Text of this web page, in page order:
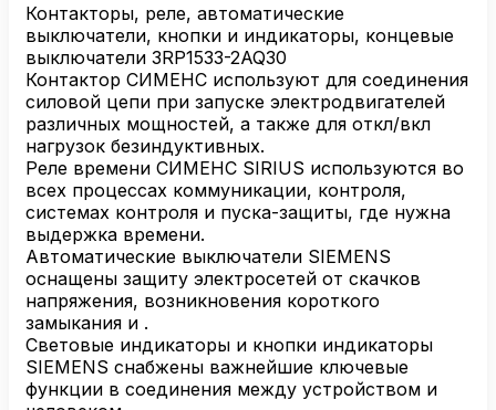
Контакторы, реле, автоматические
выключатели, кнопки и индикаторы, концевые
выключатели 3RP1533-2AQ30
Контактор СИМЕНС используют для соединения
силовой цепи при запуске электродвигателей
различных мощностей, а также для откл/вкл
нагрузок безиндуктивных.
Реле времени СИМЕНС SIRIUS используются во
всех процессах коммуникации, контроля,
системах контроля и пуска-защиты, где нужна
выдержка времени.
Автоматические выключатели SIEMENS
оснащены защиту электросетей от скачков
напряжения, возникновения короткого
замыкания и .
Световые индикаторы и кнопки индикаторы
SIEMENS снабжены важнейшие ключевые
функции в соединения между устройством и